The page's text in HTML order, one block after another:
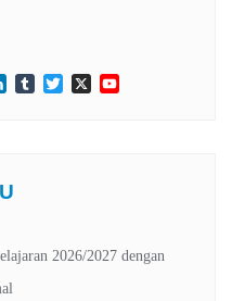
LinkedInTumblrTwitter
X
2026/2027 dengan